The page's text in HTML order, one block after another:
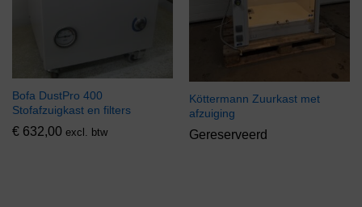
Bofa DustPro 400
Stofafzuigkast en filters
€ 632,00 excl. btw
Köttermann Zuurkast met
afzuiging
Gereserveerd